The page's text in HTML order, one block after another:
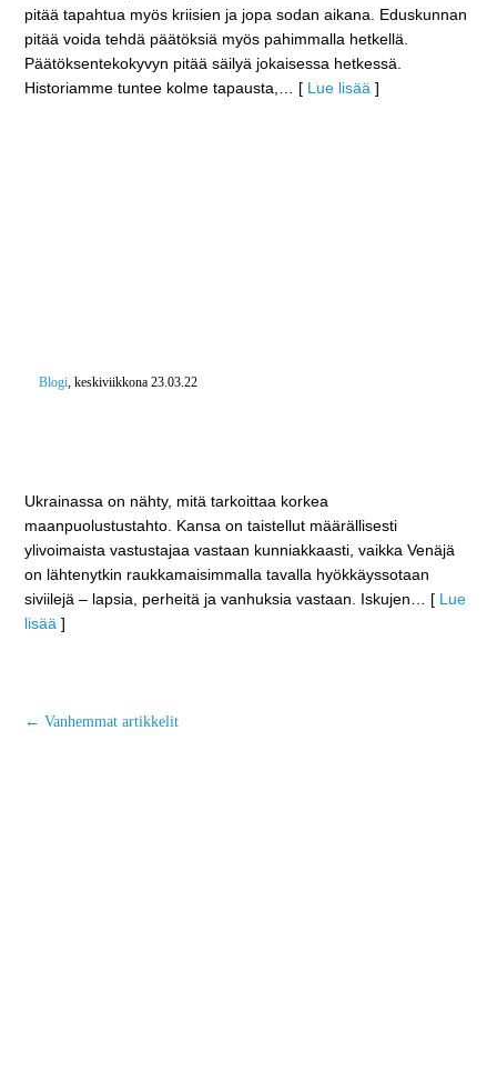
pitää tapahtua myös kriisien ja jopa sodan aikana. Eduskunnan
pitää voida tehdä päätöksiä myös pahimmalla hetkellä.
Päätöksentekokyvyn pitää säilyä jokaisessa hetkessä.
Historiamme tuntee kolme tapausta,
… [ Lue lisää ]
Blogi, keskiviikkona 23.03.22
Ukrainassa on nähty, mitä tarkoittaa korkea
maanpuolustustahto. Kansa on taistellut määrällisesti
ylivoimaista vastustajaa vastaan kunniakkaasti, vaikka Venäjä
on lähtenytkin raukkamaisimmalla tavalla hyökkäyssotaan
siviilejä – lapsia, perheitä ja vanhuksia vastaan. Iskujen … [ Lue
lisää ]
← Vanhemmat artikkelit